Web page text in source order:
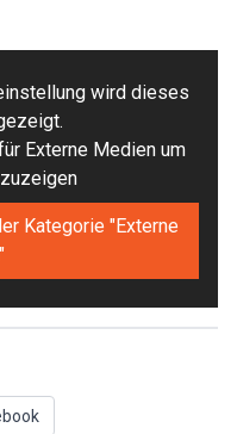
wird dieses
Externe Medien um
Kategorie "Externe